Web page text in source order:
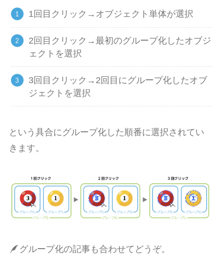
1回目クリック→オブジェクト単体が選択
2回目クリック→最初のグループ化したオブジ
ェクトを選択
3回目クリック→2回目にグループ化したオブ
ジェクトを選択
という具合にグループ化した順番に選択されてい
きます。
グループ化の記事も合わせてどうぞ。